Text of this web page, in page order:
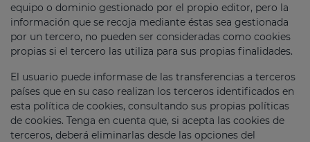
equipo o dominio gestionado por el propio editor, pero la
información que se recoja mediante éstas sea gestionada
por un tercero, no pueden ser consideradas como cookies
propias si el tercero las utiliza para sus propias finalidades.
El usuario puede informase de las transferencias a terceros
países que en su caso realizan los terceros identificados en
esta política de cookies, consultando sus propias políticas
de cookies. Tenga en cuenta que, si acepta las cookies de
terceros, deberá eliminarlas desde las opciones del